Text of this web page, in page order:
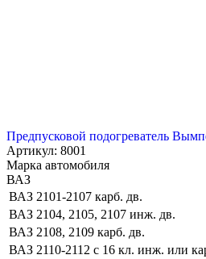
Предпусковой подогреватель
Артикул: 8001
Марка автомобиля
ВАЗ
ВАЗ 2101-2107 карб. дв.
ВАЗ 2104, 2105, 2107 инж. дв.
ВАЗ 2108, 2109 карб. дв.
ВАЗ 2110-2112 с 16 кл. инж. или